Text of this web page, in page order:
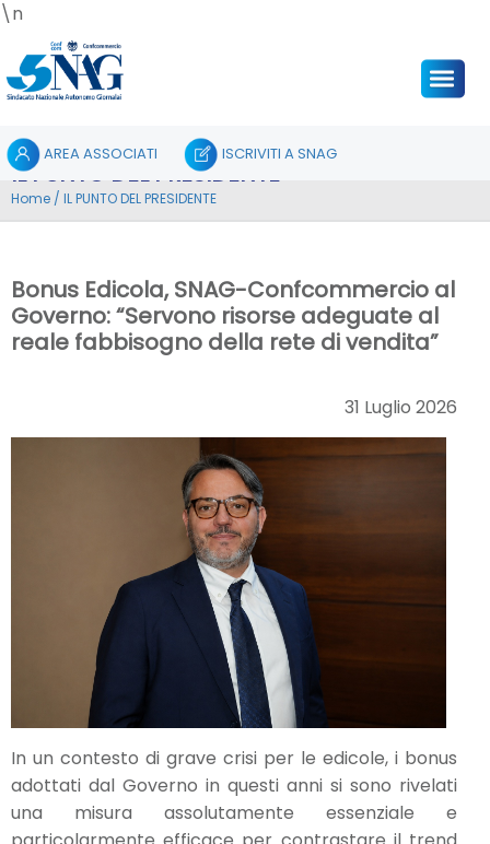
\n
AREA ASSOCIATI ISCRIVITI A SNAG
IL PUNTO DEL PRESIDENTE
Home / IL PUNTO DEL PRESIDENTE
Bonus Edicola, SNAG-Confcommercio al
Governo: “Servono risorse adeguate al
reale fabbisogno della rete di vendita”
31 Luglio 2026
In un contesto di grave crisi per le edicole, i bonus
adottati dal Governo in questi anni si sono rivelati
una misura assolutamente essenziale e